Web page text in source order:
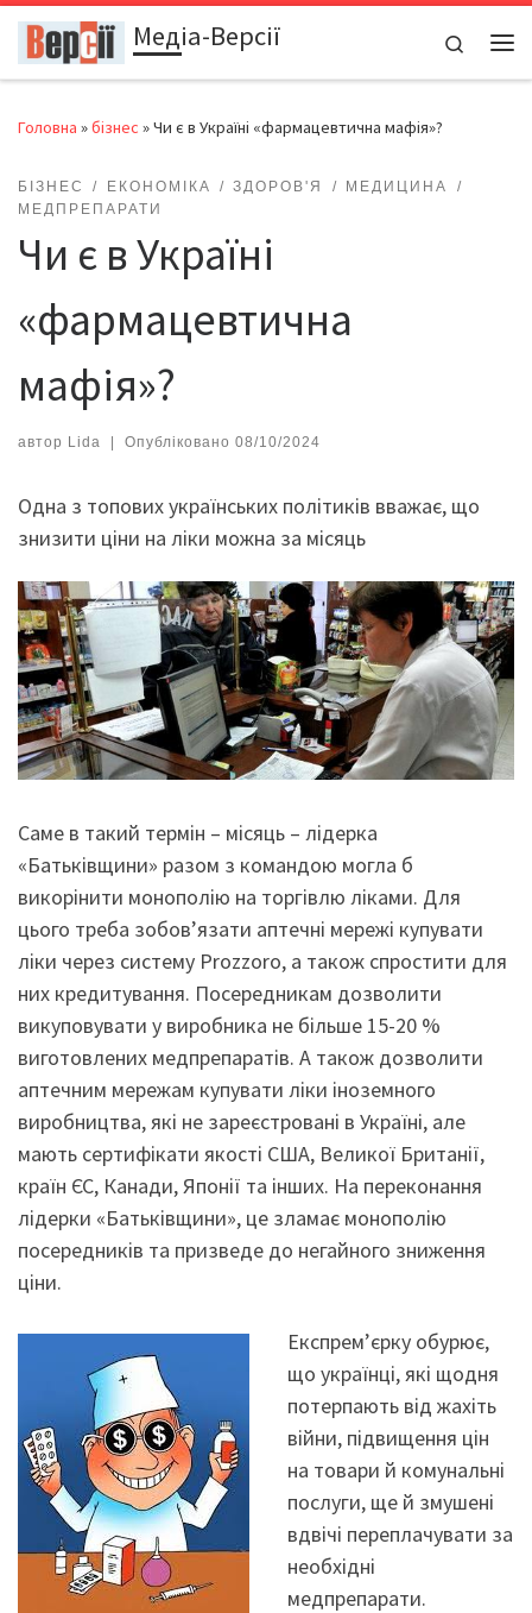
Перейти до вмістуМедіа-Версії
Search
Головна »бізнес »Чи є в Україні «фармацевтична мафія»?
БІЗНЕС ЕКОНОМІКА ЗДОРОВ'Я
МЕДИЦИНА
МЕДПРЕПАРАТИ
Чи є в Україні
«фармацевтична
мафія»?
автор Lida Опубліковано 08/10/2024
Одна з топових українських політиків вважає, що
знизити ціни на ліки можна за місяць
Саме в такий термін – місяць – лідерка
«Батьківщини» разом з командою могла б
викорінити монополію на торгівлю ліками. Для
цього треба зобов’язати аптечні мережі купувати
ліки через систему Prozzoro, а також спростити для
них кредитування. Посередникам дозволити
викуповувати у виробника не більше 15-20 %
виготовлених медпрепаратів. А також дозволити
аптечним мережам купувати ліки іноземного
виробництва, які не зареєстровані в Україні, але
мають сертифікати якості США, Великої Британії,
країн ЄС, Канади, Японії та інших. На переконання
лідерки «Батьківщини», це зламає монополію
посередників та призведе до негайного зниження
ціни.
Експрем’єрку обурює,
що українці, які щодня
потерпають від жахіть
війни, підвищення цін
на товари й комунальні
послуги, ще й змушені
вдвічі переплачувати за
необхідні
медпрепарати.